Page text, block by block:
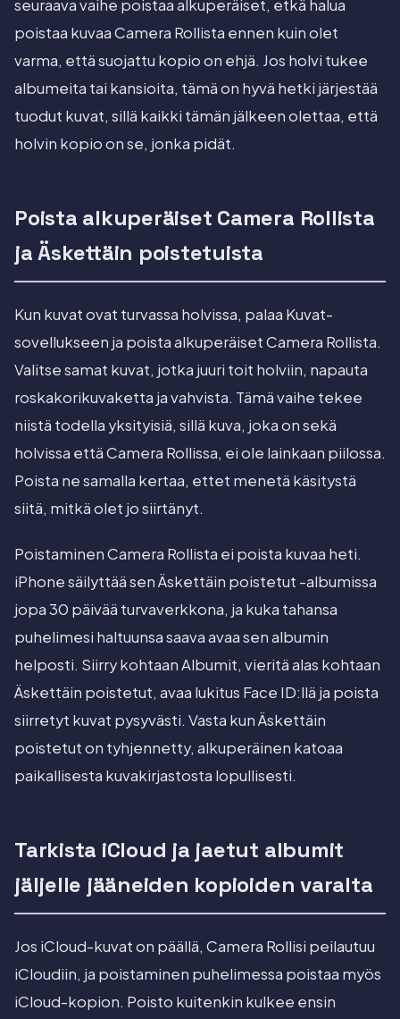
seuraava vaihe poistaa alkuperäiset, etkä halua
poistaa kuvaa Camera Rollista ennen kuin olet
varma, että suojattu kopio on ehjä. Jos holvi tukee
albumeita tai kansioita, tämä on hyvä hetki järjestää
tuodut kuvat, sillä kaikki tämän jälkeen olettaa, että
holvin kopio on se, jonka pidät.
Poista alkuperäiset Camera Rollista
ja Äskettäin poistetuista
Kun kuvat ovat turvassa holvissa, palaa Kuvat-
sovellukseen ja poista alkuperäiset Camera Rollista.
Valitse samat kuvat, jotka juuri toit holviin, napauta
roskakorikuvaketta ja vahvista. Tämä vaihe tekee
niistä todella yksityisiä, sillä kuva, joka on sekä
holvissa että Camera Rollissa, ei ole lainkaan piilossa.
Poista ne samalla kertaa, ettet menetä käsitystä
siitä, mitkä olet jo siirtänyt.
Poistaminen Camera Rollista ei poista kuvaa heti.
iPhone säilyttää sen Äskettäin poistetut -albumissa
jopa 30 päivää turvaverkkona, ja kuka tahansa
puhelimesi haltuunsa saava avaa sen albumin
helposti. Siirry kohtaan Albumit, vieritä alas kohtaan
Äskettäin poistetut, avaa lukitus Face ID:llä ja poista
siirretyt kuvat pysyvästi. Vasta kun Äskettäin
poistetut on tyhjennetty, alkuperäinen katoaa
paikallisesta kuvakirjastosta lopullisesti.
Tarkista iCloud ja jaetut albumit
jäljelle jääneiden kopioiden varalta
Jos iCloud-kuvat on päällä, Camera Rollisi peilautuu
iCloudiin, ja poistaminen puhelimessa poistaa myös
iCloud-kopion. Poisto kuitenkin kulkee ensin